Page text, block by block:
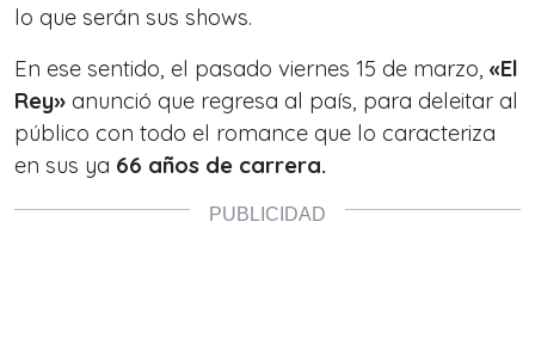
lo que serán sus shows.
En ese sentido, el pasado viernes 15 de marzo, «El
Rey» anunció que regresa al país, para deleitar al
público con todo el romance que lo caracteriza
en sus ya 66 años de carrera.